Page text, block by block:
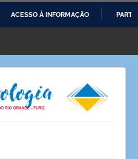
O
CONTEÚDO
ACESSO À INFORMAÇÃO